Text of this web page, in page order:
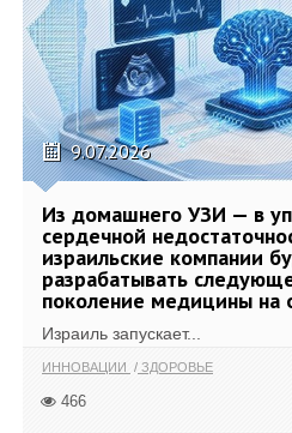
9.07.2026
Из домашнего УЗИ — в
сердечной
израильские компании
разрабатывать
поколение медицины на
Израиль запускает...
ИННОВАЦИИ ЗДОРОВЬЕ
466